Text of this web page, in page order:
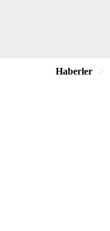
Haberler